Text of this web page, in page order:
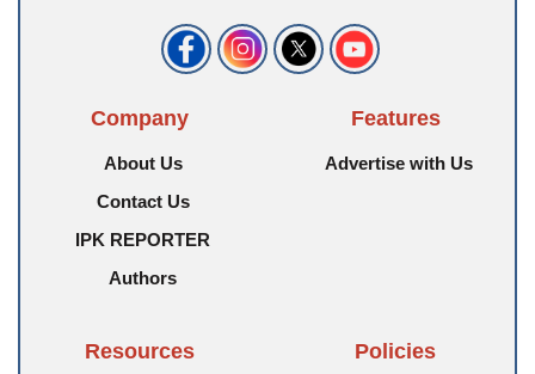
Company
About Us
Contact Us
IPK REPORTER
Authors
Features
Advertise with Us
Resources Policies